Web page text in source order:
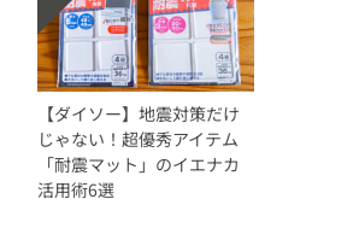
【ダイソー】地震対策だけ
じゃない！超優秀アイテム
「耐震マット」のイエナカ
活用術6選